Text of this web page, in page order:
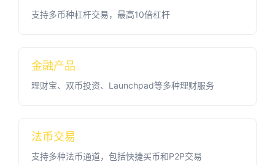
支持多币种杠杆交易，最高10倍杠杆
金融产品
理财宝、双币投资、Launchpad等多种理财服务
法币交易
支持多种法币通道，包括快捷买币和P2P交易